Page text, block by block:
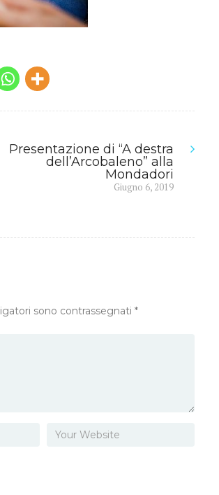
Presentazione di “A destra
dell’Arcobaleno” alla
Mondadori
Giugno 6, 2019
sono contrassegnati *